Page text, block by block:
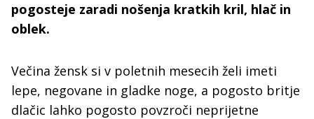
pogosteje zaradi nošenja kratkih kril, hlač in
oblek.
Večina žensk si v poletnih mesecih želi imeti
lepe, negovane in gladke noge, a pogosto britje
dlačic lahko pogosto povzroči neprijetne